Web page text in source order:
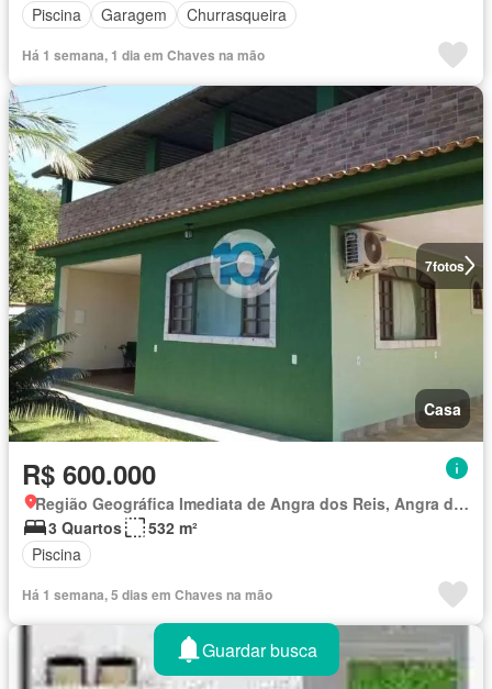
Piscina
Garagem Churrasqueira
Há 1 semana, 1 dia em Chaves na mão
7fotos
Casa
R$ 600.000
Região Geográfica Imediata de Angra dos Reis, Angra dos Reis
3 Quartos
532 m²
Piscina
Há 1 semana, 5 dias em Chaves na mão
Guardar busca